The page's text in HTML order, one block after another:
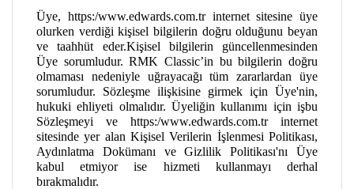
Üye, https:/www.edwards.com.tr internet sitesine üye
olurken verdiği kişisel bilgilerin doğru olduğunu beyan
ve taahhüt eder.Kişisel bilgilerin güncellenmesinden
Üye sorumludur. RMK Classic’in bu bilgilerin doğru
olmaması nedeniyle uğrayacağı tüm zararlardan üye
sorumludur. Sözleşme ilişkisine girmek için Üye'nin,
hukuki ehliyeti olmalıdır. Üyeliğin kullanımı için işbu
Sözleşmeyi ve https:/www.edwards.com.tr internet
sitesinde yer alan Kişisel Verilerin İşlenmesi Politikası,
Aydınlatma Dokümanı ve Gizlilik Politikası'nı Üye
kabul etmiyor ise hizmeti kullanmayı derhal
bırakmalıdır.